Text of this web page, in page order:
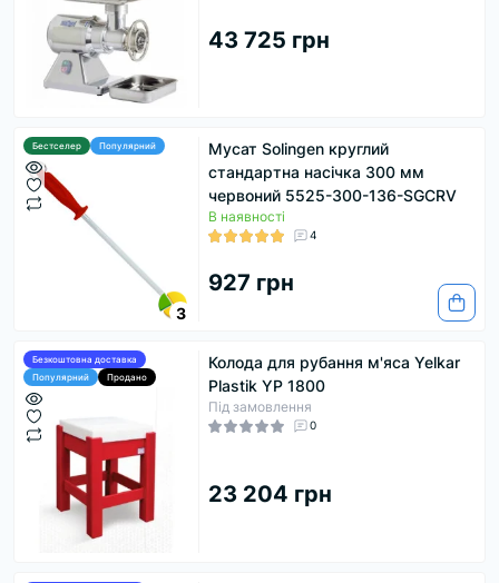
43 725 грн
Бестселер Популярний
3
Мусат Solingen круглий
стандартна насічка 300 мм
червоний 5525-300-136-SGCRV
В наявності
4
927 грн
Безкоштовна доставка
Популярний
Продано
Колода для рубання м'яса Yelkar
Plastik YP 1800
Під замовлення
0
23 204 грн